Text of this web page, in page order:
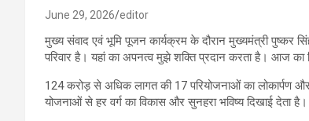
June 29, 2026 editor
मुख्य संवाद एवं भूमि पूजन कार्यक्रम के दौरान मुख्यमंत्री पुष्कर
परिवार है। यहां का अपनत्व मुझे शक्ति प्रदान करता है। आज
124 करोड़ से अधिक लागत की 17 परियोजनाओं का लोकार्पण
योजनाओं से हर वर्ग का विकास और सुनहरा भविष्य दिखाई देता है।